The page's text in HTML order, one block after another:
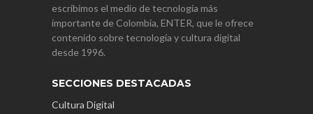
escribimos el medio de tecnología más
importante de Colombia, ENTER, que le ofrece
contenido sobre tecnología y cultura digital
desde 1996.
SECCIONES DESTACADAS
Cultura Digital